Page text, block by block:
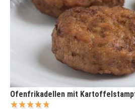
Ofenfrikadellen mit